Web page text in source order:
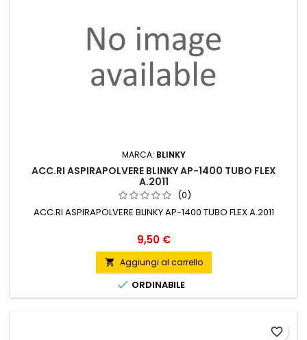
MARCA: BLINKY
ACC.RI ASPIRAPOLVERE BLINKY AP-1400 TUBO FLEX
A.2011
(0)
ACC.RI ASPIRAPOLVERE BLINKY AP-1400 TUBO FLEX A.2011
Prezzo
9,50 €
 Aggiungi al carrello
 ORDINABILE
favorite_border